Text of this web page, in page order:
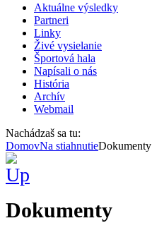
Aktuálne výsledky
Partneri
Linky
Živé vysielanie
Športová hala
Napísali o nás
História
Archív
Webmail
Nachádzaš sa tu:
DomovNa stiahnutieDokumenty
Dokumenty